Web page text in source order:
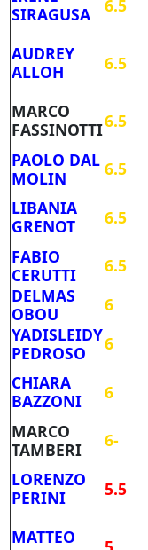
SIRAGUSA
6.5
AUDREY
ALLOH
6.5
MARCO
FASSINOTTI6.5
PAOLO DAL
MOLIN
6.5
LIBANIA
GRENOT
6.5
FABIO
CERUTTI
6.5
DELMAS
OBOU
6
YADISLEIDY
PEDROSO
6
CHIARA
BAZZONI
6
MARCO
TAMBERI
6-
LORENZO
PERINI
5.5
MATTEO